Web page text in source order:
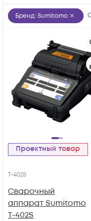
Бренд: Sumitomo
Проектный товар
T-402S
Сварочный
аппарат Sumitomo
T-402S